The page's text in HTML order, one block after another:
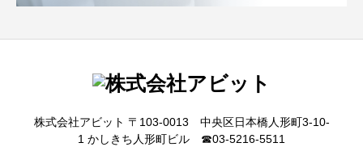
株式会社アビット 〒103-0013 中央区日本橋人形町3-10-
1 かしきち人形町ビル ☎03-5216-5511